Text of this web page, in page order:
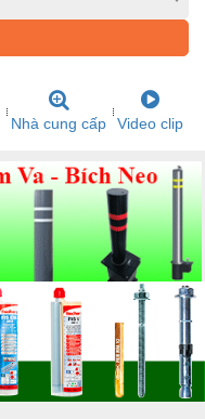
Nhà cung cấp Video clip